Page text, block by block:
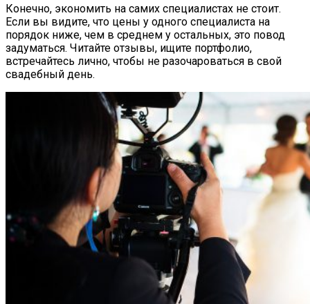
Конечно, экономить на самих специалистах не стоит.
Если вы видите, что цены у одного специалиста на
порядок ниже, чем в среднем у остальных, это повод
задуматься. Читайте отзывы, ищите портфолио,
встречайтесь лично, чтобы не разочароваться в свой
свадебный день.